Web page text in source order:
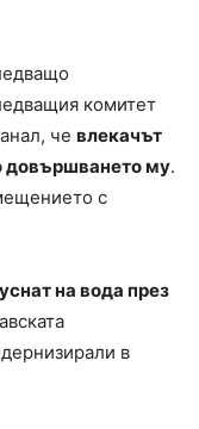
комитет
че влекачът
довършването му.
с
на вода през
в